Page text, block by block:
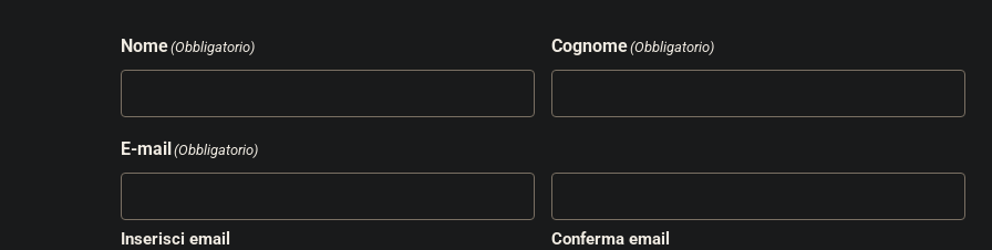
Nome(Obbligatorio) Cognome(Obbligatorio)
E-mail(Obbligatorio)
Inserisci email Conferma email